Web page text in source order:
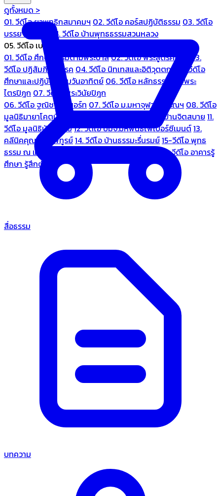
ดูทั้งหมด >
01. วีดีโอ ยุวพุทธิกสมาคมฯ 02. วีดีโอ คอร์สปฏิบัติธรรม 03. วีดีโอ
บรรยายทั่วไป
04. วีดีโอ บ้านพุทธธรรมสวนหลวง
05. วีดีโอ เบนซ์ทองหล่อ
01. วีดีโอ ศึกษาธรรมตามพระบาลี02. วีดีโอ พระสูตรศึกษา
03.
วีดีโอ ปฏิสัมภิทามรรค 04. วีดีโอ นิทเทสและอิติวุตตกะ
05. วีดีโอ
ศึกษาและปฏิบัติธรรมวันอาทิตย์ 06. วีดีโอ หลักธรรมตามพระ
ไตรปิฎก 07. วีดีโอ พระวินัยปิฎก
06. วีดีโอ ฐณิชาฌ์รีสอร์ท 07. วีดีโอ ม.มหาจุฬาลงกรณฯ 08. วีดีโอ
มูลนิธิมายาโคตมี
10. วีดีโอ บ้านจิตสบาย 11.
วีดีโอ มูลนิธิบ้านอารีย์12. วีดีโอ บมจ.มหพันธ์ไฟเบอร์ซีเมนต์13.
คลีนิคคุณหมอไพทูรย์14. วีดีโอ บ้านธรรมะรื่นรมย์15-วีดีโอ พุทธ
ธรรม ณ แดนพุทธภูมิ
19. วีดีโอ อาคารรู้
ศึกษา รู้สึกตัว
สื่อธรรม
บทความ